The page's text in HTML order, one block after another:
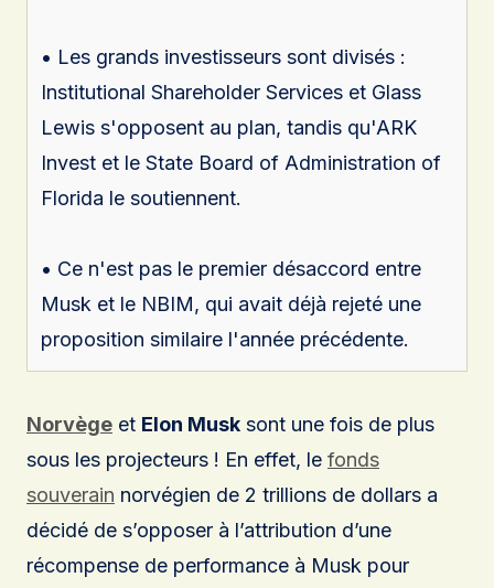
• Les grands investisseurs sont divisés :
Institutional Shareholder Services et Glass
Lewis s'opposent au plan, tandis qu'ARK
Invest et le State Board of Administration of
Florida le soutiennent.
• Ce n'est pas le premier désaccord entre
Musk et le NBIM, qui avait déjà rejeté une
proposition similaire l'année précédente.
Norvège et Elon Musk sont une fois de plus
sous les projecteurs ! En effet, le fonds
souverain norvégien de 2 trillions de dollars a
décidé de s’opposer à l’attribution d’une
récompense de performance à Musk pour